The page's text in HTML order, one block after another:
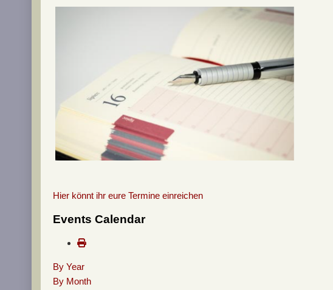
Hier könnt ihr eure Termine einreichen
Events Calendar
By Year
By Month